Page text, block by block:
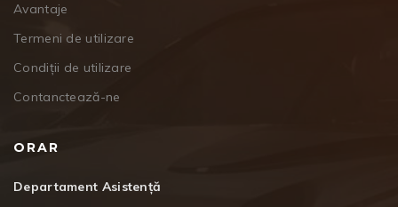
Avantaje
Termeni de utilizare
Condiții de utilizare
Contanctează-ne
ORAR
Departament Asistență